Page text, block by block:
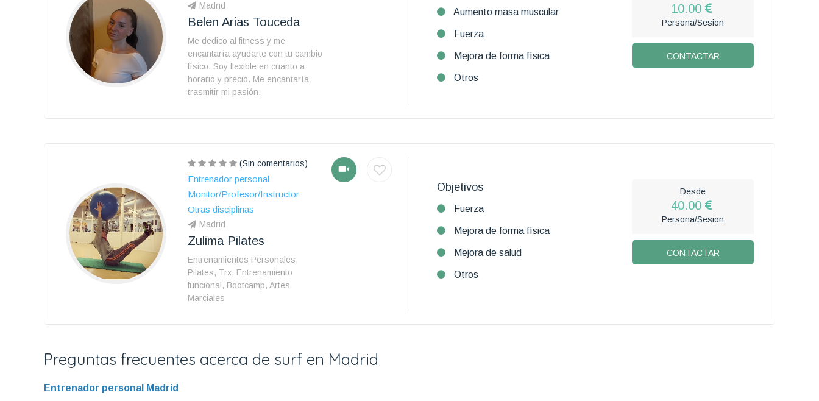
Madrid
Belen Arias Touceda
Me dedico al fitness y me
encantaría ayudarte con tu cambio
físico. Soy flexible en cuanto a
horario y precio. Me encantaría
trasmitir mi pasión.
Aumento masa muscular
Fuerza
Mejora de forma física
Otros
10.00
Persona/Sesion
CONTACTAR
(Sin comentarios)
Entrenador personal
Monitor/Profesor/Instructor
Otras disciplinas
Madrid
Zulima Pilates
Entrenamientos Personales,
Pilates, Trx, Entrenamiento
funcional, Bootcamp, Artes
Marciales
Objetivos
Fuerza
Mejora de forma física
Mejora de salud
Otros
Desde
40.00
Persona/Sesion
CONTACTAR
Preguntas frecuentes acerca de surf en Madrid
Entrenador personal Madrid